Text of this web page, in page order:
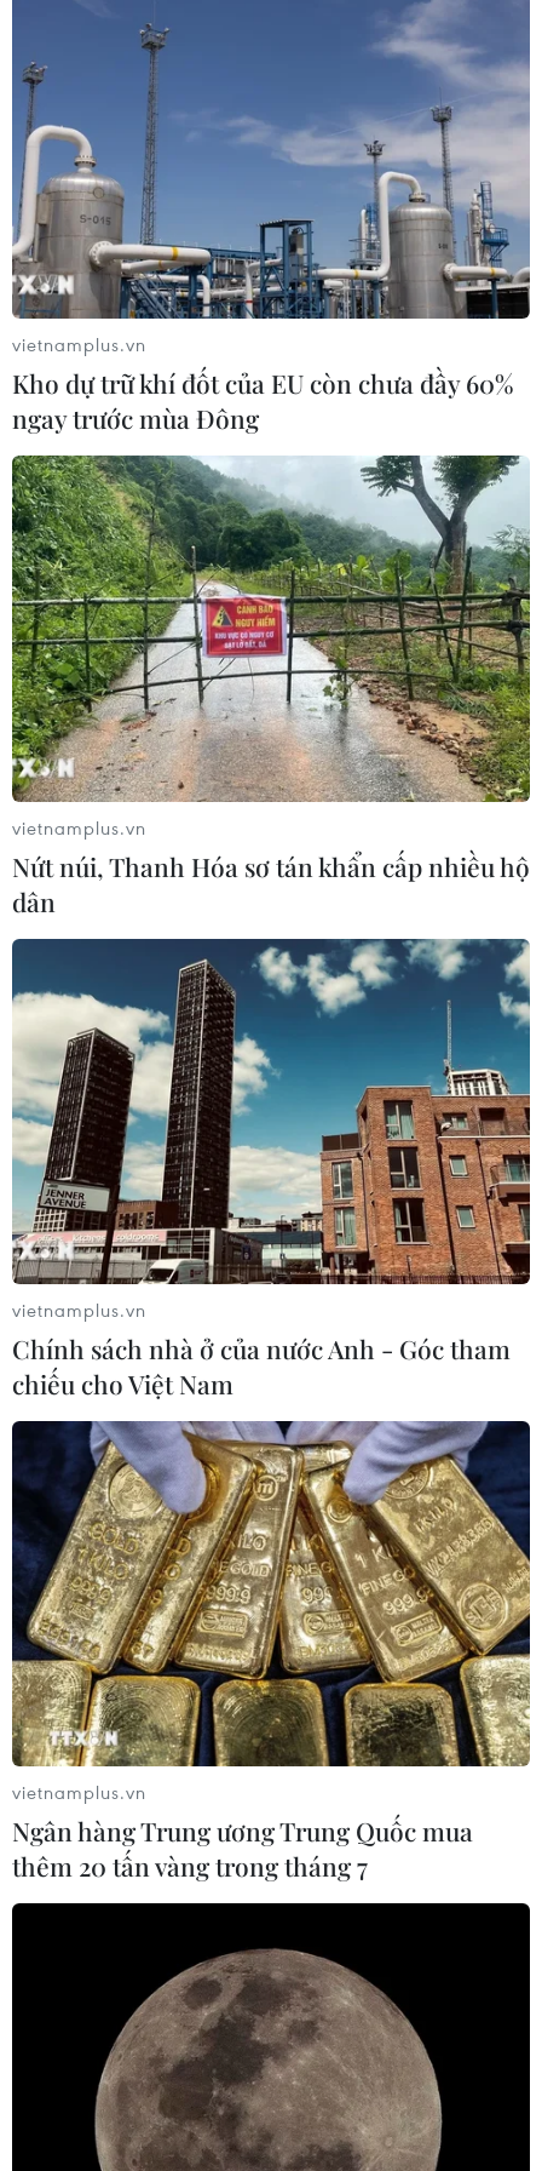
TIN CÙNG CHUYÊN MỤC
Xây dựng và phát triển Việt Nam trở
thành quốc gia biển mạnh
07/08/2026 22:30
vietnamplus.vn
Kho dự trữ khí đốt của EU còn chưa đầy 60%
ngay trước mùa Đông
vietnamplus.vn
Nứt núi, Thanh Hóa sơ tán khẩn cấp nhiều hộ
dân
vietnamplus.vn
Chính sách nhà ở của nước Anh - Góc tham
chiếu cho Việt Nam
vietnamplus.vn
Ngân hàng Trung ương Trung Quốc mua
thêm 20 tấn vàng trong tháng 7